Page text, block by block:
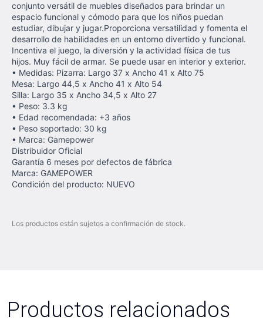
conjunto versátil de muebles diseñados para brindar un
espacio funcional y cómodo para que los niños puedan
estudiar, dibujar y jugar.Proporciona versatilidad y fomenta el
desarrollo de habilidades en un entorno divertido y funcional.
Incentiva el juego, la diversión y la actividad física de tus
hijos. Muy fácil de armar. Se puede usar en interior y exterior.
• Medidas: Pizarra: Largo 37 x Ancho 41 x Alto 75
Mesa: Largo 44,5 x Ancho 41 x Alto 54
Silla: Largo 35 x Ancho 34,5 x Alto 27
• Peso: 3.3 kg
• Edad recomendada: +3 años
• Peso soportado: 30 kg
• Marca: Gamepower
Distribuidor Oficial
Garantía 6 meses por defectos de fábrica
Marca: GAMEPOWER
Condición del producto: NUEVO
Los productos están sujetos a confirmación de stock.
Productos relacionados